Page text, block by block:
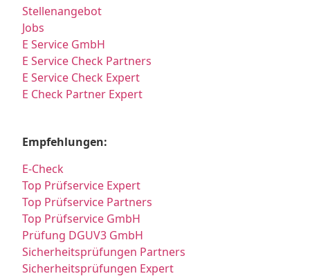
Stellenangebot
Jobs
E Service GmbH
E Service Check Partners
E Service Check Expert
E Check Partner Expert
Empfehlungen:
E-Check
Top Prüfservice Expert
Top Prüfservice Partners
Top Prüfservice GmbH
Prüfung DGUV3 GmbH
Sicherheitsprüfungen Partners
Sicherheitsprüfungen Expert